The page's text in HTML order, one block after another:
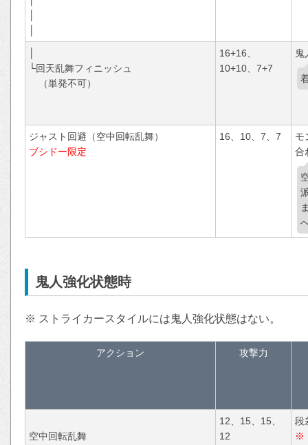
└回天乱舞フィニッシュ
（単発不可）
16+16、
10+10、7+7
鬼
ジャスト回避（空中回転乱舞）
ブシドー限定
16、10、7、7
モ
合
鬼人強化状態時
※ ストライカースタイルには鬼人強化状態はない。
アクション 攻撃力
空中回転乱舞
12、15、15、
12
段
※